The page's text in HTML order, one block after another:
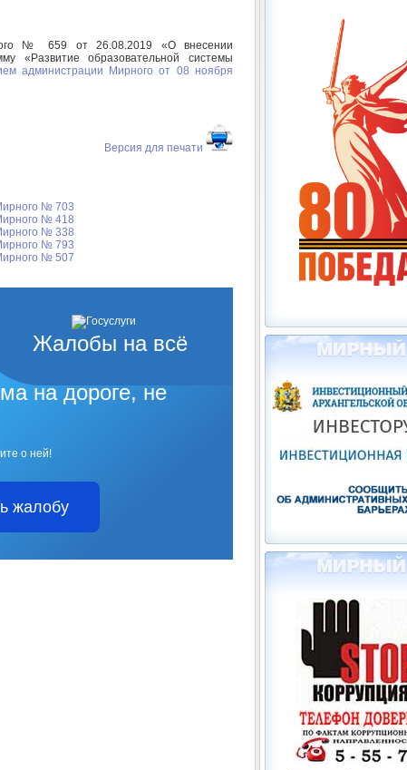
№ 659 от 26.08.2019 «О внесении
«Развитие образовательной системы
администрации Мирного от 08 ноября
Версия для печати
№ 703
№ 418
№ 338
№ 793
№ 507
Жалобы на всё
на дороге, не
о ней!
жалобу